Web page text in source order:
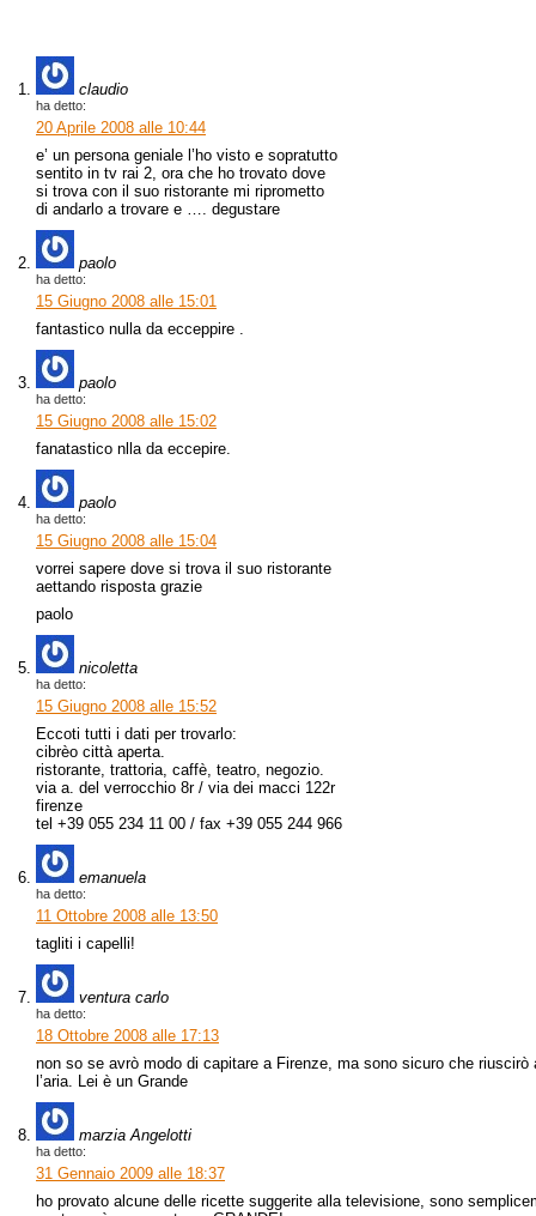
claudio
ha detto:
20 Aprile 2008 alle 10:44
e’ un persona geniale l’ho visto e sopratutto
sentito in tv rai 2, ora che ho trovato dove
si trova con il suo ristorante mi riprometto
di andarlo a trovare e …. degustare
paolo
ha detto:
15 Giugno 2008 alle 15:01
fantastico nulla da ecceppire .
paolo
ha detto:
15 Giugno 2008 alle 15:02
fanatastico nlla da eccepire.
paolo
ha detto:
15 Giugno 2008 alle 15:04
vorrei sapere dove si trova il suo ristorante
aettando risposta grazie
paolo
nicoletta
ha detto:
15 Giugno 2008 alle 15:52
Eccoti tutti i dati per trovarlo:
cibrèo città aperta.
ristorante, trattoria, caffè, teatro, negozio.
via a. del verrocchio 8r / via dei macci 122r
firenze
tel +39 055 234 11 00 / fax +39 055 244 966
emanuela
ha detto:
11 Ottobre 2008 alle 13:50
tagliti i capelli!
ventura carlo
ha detto:
18 Ottobre 2008 alle 17:13
non so se avrò modo di capitare a Firenze, ma sono sicuro che
l’aria. Lei è un Grande
marzia Angelotti
ha detto:
31 Gennaio 2009 alle 18:37
ho provato alcune delle ricette suggerite alla televisione, sono